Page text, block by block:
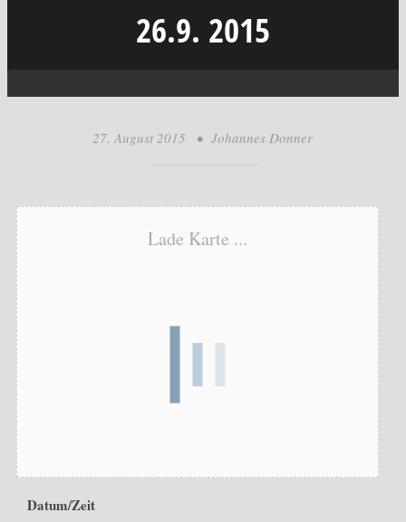
26.9. 2015
27. August 2015 • Johannes Donner
Lade Karte ...
Datum/Zeit